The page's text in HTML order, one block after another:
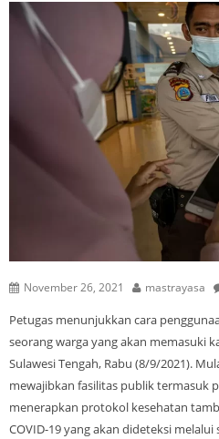
November 26, 2021 mastrayasa
Petugas menunjukkan cara
seorang warga yang akan memasuki
Sulawesi Tengah, Rabu (8/9/2021).
mewajibkan fasilitas publik termasuk
menerapkan protokol kesehatan
COVID-19 yang akan dideteksi